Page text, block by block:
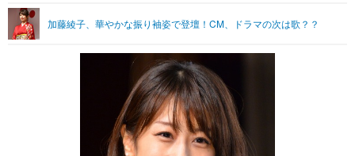
ショッピング その他
加藤綾子、華やかな振り袖姿で登壇！CM、ドラマの次は歌？？